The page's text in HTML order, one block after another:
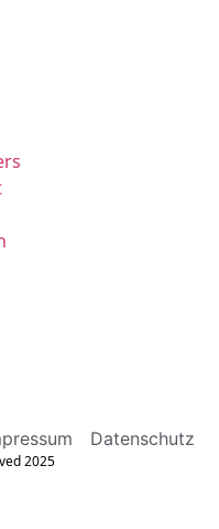
Datenschutz
2025